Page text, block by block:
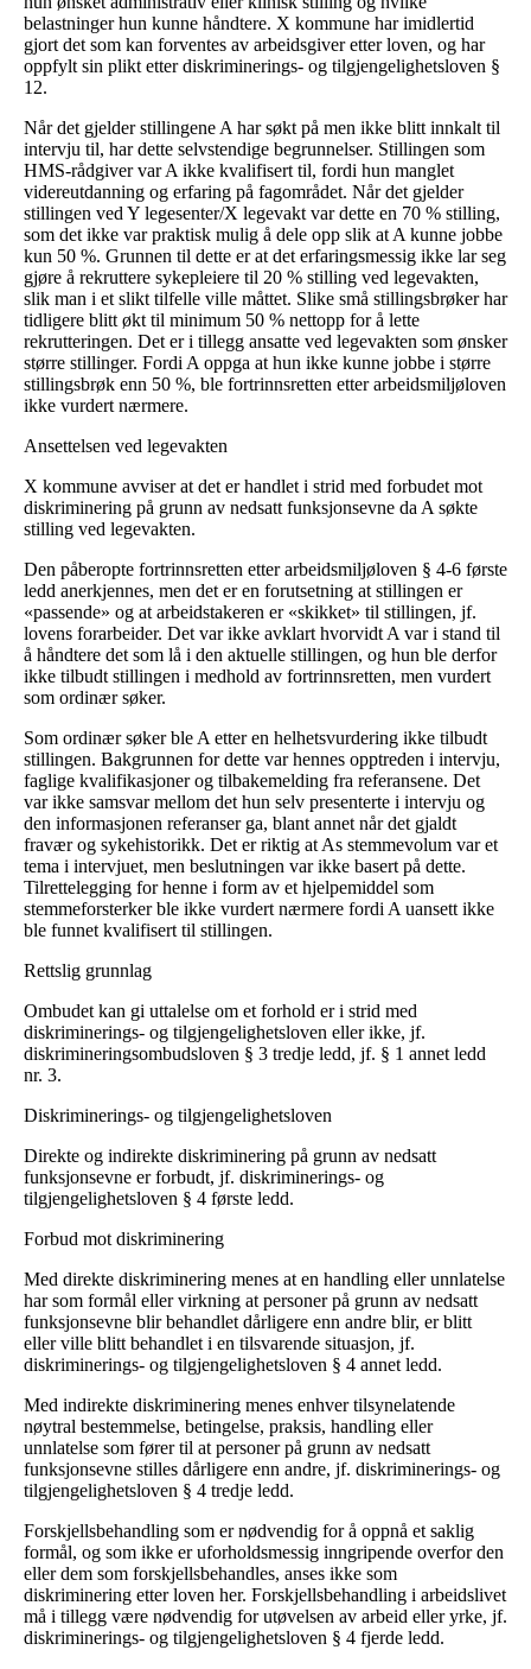
belastninger hun kunne håndtere. X kommune har imidlertid
gjort det som kan forventes av arbeidsgiver etter loven, og har
oppfylt sin plikt etter diskriminerings- og tilgjengelighetsloven §
12.
Når det gjelder stillingene A har søkt på men ikke blitt innkalt til
intervju til, har dette selvstendige begrunnelser. Stillingen som
HMS-rådgiver var A ikke kvalifisert til, fordi hun manglet
videreutdanning og erfaring på fagområdet. Når det gjelder
stillingen ved Y legesenter/X legevakt var dette en 70 % stilling,
som det ikke var praktisk mulig å dele opp slik at A kunne jobbe
kun 50 %. Grunnen til dette er at det erfaringsmessig ikke lar seg
gjøre å rekruttere sykepleiere til 20 % stilling ved legevakten,
slik man i et slikt tilfelle ville måttet. Slike små stillingsbrøker har
tidligere blitt økt til minimum 50 % nettopp for å lette
rekrutteringen. Det er i tillegg ansatte ved legevakten som ønsker
større stillinger. Fordi A oppga at hun ikke kunne jobbe i større
stillingsbrøk enn 50 %, ble fortrinnsretten etter arbeidsmiljøloven
ikke vurdert nærmere.
Ansettelsen ved legevakten
X kommune avviser at det er handlet i strid med forbudet mot
diskriminering på grunn av nedsatt funksjonsevne da A søkte
stilling ved legevakten.
Den påberopte fortrinnsretten etter arbeidsmiljøloven § 4-6 første
ledd anerkjennes, men det er en forutsetning at stillingen er
«passende» og at arbeidstakeren er «skikket» til stillingen, jf.
lovens forarbeider. Det var ikke avklart hvorvidt A var i stand til
å håndtere det som lå i den aktuelle stillingen, og hun ble derfor
ikke tilbudt stillingen i medhold av fortrinnsretten, men vurdert
som ordinær søker.
Som ordinær søker ble A etter en helhetsvurdering ikke tilbudt
stillingen. Bakgrunnen for dette var hennes opptreden i intervju,
faglige kvalifikasjoner og tilbakemelding fra referansene. Det
var ikke samsvar mellom det hun selv presenterte i intervju og
den informasjonen referanser ga, blant annet når det gjaldt
fravær og sykehistorikk. Det er riktig at As stemmevolum var et
tema i intervjuet, men beslutningen var ikke basert på dette.
Tilrettelegging for henne i form av et hjelpemiddel som
stemmeforsterker ble ikke vurdert nærmere fordi A uansett ikke
ble funnet kvalifisert til stillingen.
Rettslig grunnlag
Ombudet kan gi uttalelse om et forhold er i strid med
diskriminerings- og tilgjengelighetsloven eller ikke, jf.
diskrimineringsombudsloven § 3 tredje ledd, jf. § 1 annet ledd
nr. 3.
Diskriminerings- og tilgjengelighetsloven
Direkte og indirekte diskriminering på grunn av nedsatt
funksjonsevne er forbudt, jf. diskriminerings- og
tilgjengelighetsloven § 4 første ledd.
Forbud mot diskriminering
Med direkte diskriminering menes at en handling eller unnlatelse
har som formål eller virkning at personer på grunn av nedsatt
funksjonsevne blir behandlet dårligere enn andre blir, er blitt
eller ville blitt behandlet i en tilsvarende situasjon, jf.
diskriminerings- og tilgjengelighetsloven § 4 annet ledd.
Med indirekte diskriminering menes enhver tilsynelatende
nøytral bestemmelse, betingelse, praksis, handling eller
unnlatelse som fører til at personer på grunn av nedsatt
funksjonsevne stilles dårligere enn andre, jf. diskriminerings- og
tilgjengelighetsloven § 4 tredje ledd.
Forskjellsbehandling som er nødvendig for å oppnå et saklig
formål, og som ikke er uforholdsmessig inngripende overfor den
eller dem som forskjellsbehandles, anses ikke som
diskriminering etter loven her. Forskjellsbehandling i arbeidslivet
må i tillegg være nødvendig for utøvelsen av arbeid eller yrke, jf.
diskriminerings- og tilgjengelighetsloven § 4 fjerde ledd.